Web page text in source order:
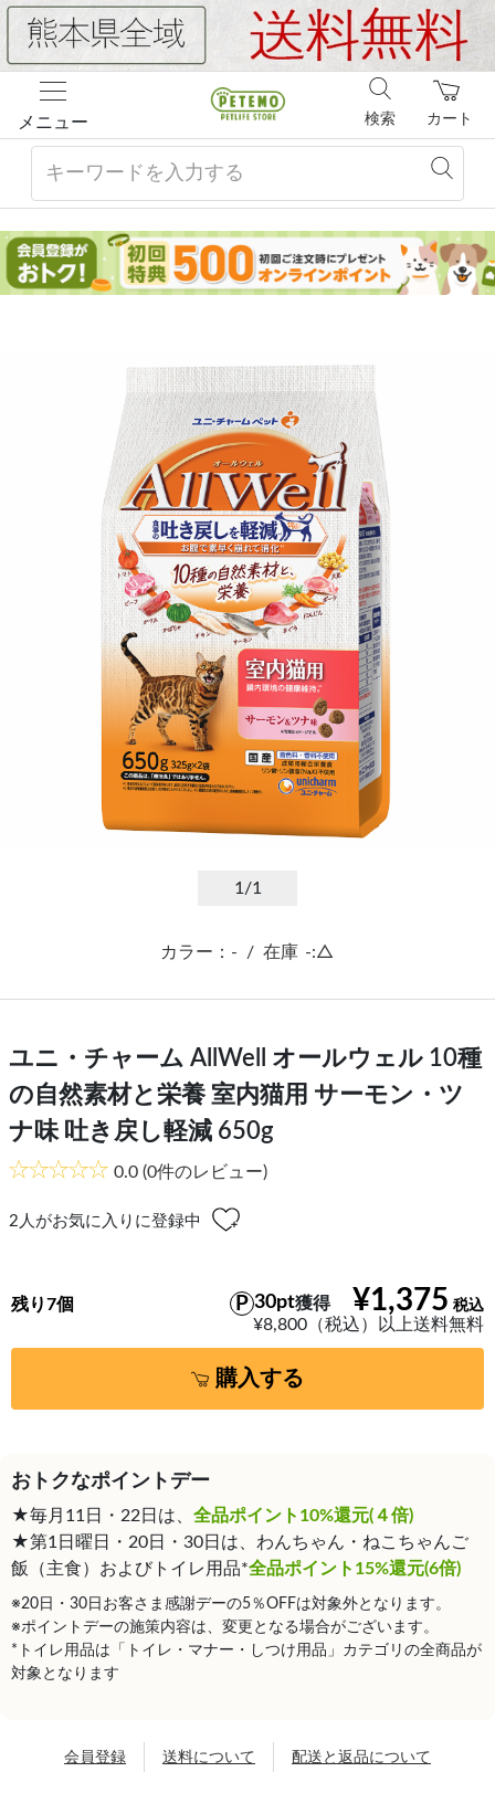
メニュー カート
検索
1/1
カラー：- / 在庫 -:△
ユニ・チャーム AllWell オールウェル 10種
の自然素材と栄養 室内猫用 サーモン・ツ
ナ味 吐き戻し軽減 650g
0.0 (0件のレビュー)
2 人がお気に入りに登録中
¥1,375
30pt獲得
¥8,800（税込）以上送料無料
残り7個
購入する
おトクなポイントデー
★毎月11日・22日は、 全品ポイント10%還元(４倍)
★第1日曜日・20日・30日は、わんちゃん・ねこちゃんご
飯（主食）およびトイレ用品*全品ポイント15%還元(6倍)
※20日・30日お客さま感謝デーの5％OFFは対象外となります。
※ポイントデーの施策内容は、変更となる場合がございます。
*トイレ用品は「トイレ・マナー・しつけ用品」カテゴリの全商品が
対象となります
会員登録 送料について 配送と返品について